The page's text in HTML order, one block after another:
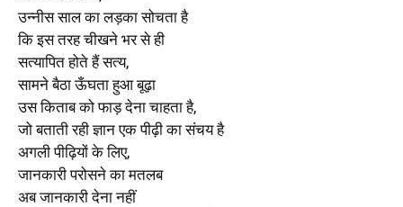
उन्नीस साल का लड़का सोचता है
कि इस तरह चीखने भर से ही
सत्यापित होते हैं सत्य,
सामने बैठा ऊँघता हुआ बूढ़ा
उस किताब को फाड़ देना चाहता है,
जो बताती रही ज्ञान एक पीढ़ी का संचय है
अगली पीढ़ियों के लिए,
जानकारी परोसने का मतलब
अब जानकारी देना नहीं